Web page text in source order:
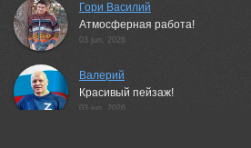
Гори Василий
Атмосферная работа!
03 jun, 2026
Валерий
Красивый пейзаж!
03 jun, 2026